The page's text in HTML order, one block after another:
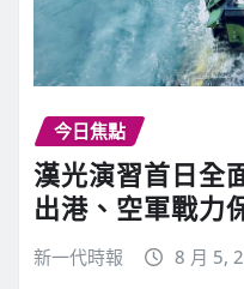
今日焦點
漢光演習首日
出港、空軍戰力
新一代時報 8 月 5,